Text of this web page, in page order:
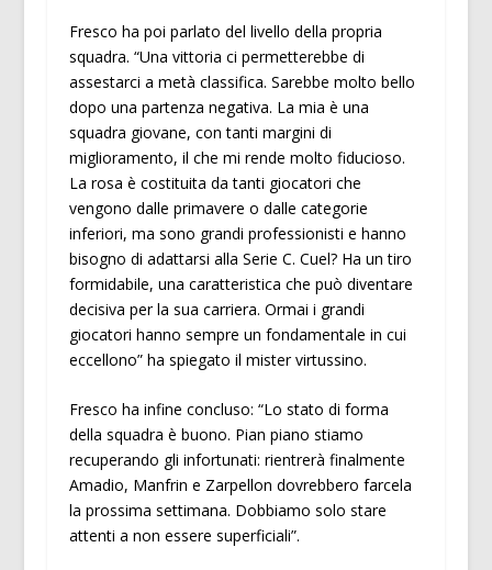
Fresco ha poi parlato del livello della propria
squadra. “Una vittoria ci permetterebbe di
assestarci a metà classifica. Sarebbe molto bello
dopo una partenza negativa. La mia è una
squadra giovane, con tanti margini di
miglioramento, il che mi rende molto fiducioso.
La rosa è costituita da tanti giocatori che
vengono dalle primavere o dalle categorie
inferiori, ma sono grandi professionisti e hanno
bisogno di adattarsi alla Serie C. Cuel? Ha un tiro
formidabile, una caratteristica che può diventare
decisiva per la sua carriera. Ormai i grandi
giocatori hanno sempre un fondamentale in cui
eccellono” ha spiegato il mister virtussino.
Fresco ha infine concluso: “Lo stato di forma
della squadra è buono. Pian piano stiamo
recuperando gli infortunati: rientrerà finalmente
Amadio, Manfrin e Zarpellon dovrebbero farcela
la prossima settimana. Dobbiamo solo stare
attenti a non essere superficiali”.